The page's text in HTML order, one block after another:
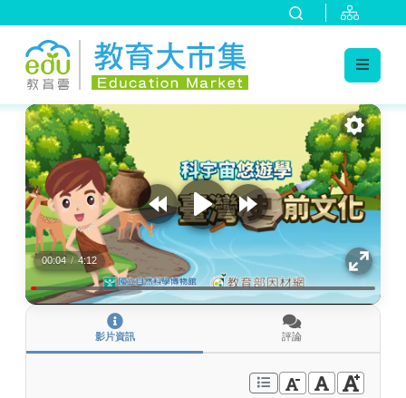
:::
00:04 / 4:12
影片資訊 評論